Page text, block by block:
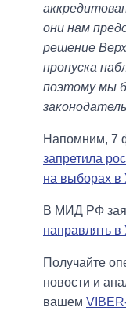
они нам
решение
пропуска
поэтому мы
Напомним, 7
запретила
на выборах в
В МИД РФ
направлять в
Получайте
новости и
вашем